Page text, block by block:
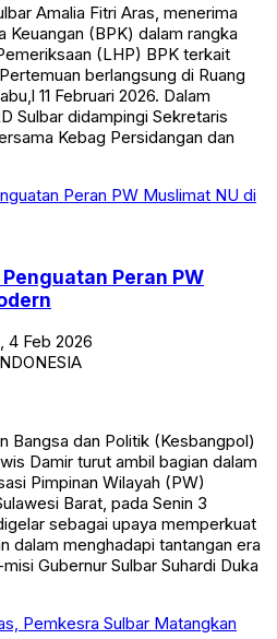
Amalia Fitri Aras, menerima
Keuangan (BPK) dalam rangka
(LHP) BPK terkait
berlangsung di Ruang
11 Februari 2026. Dalam
Sulbar didampingi Sekretaris
Kebag Persidangan dan
Peran PW
4 Feb 2026
Bangsa dan Politik (Kesbangpol)
Damir turut ambil bagian dalam
Pimpinan Wilayah (PW)
Barat, pada Senin 3
sebagai upaya memperkuat
dalam menghadapi tantangan era
Gubernur Sulbar Suhardi Duka